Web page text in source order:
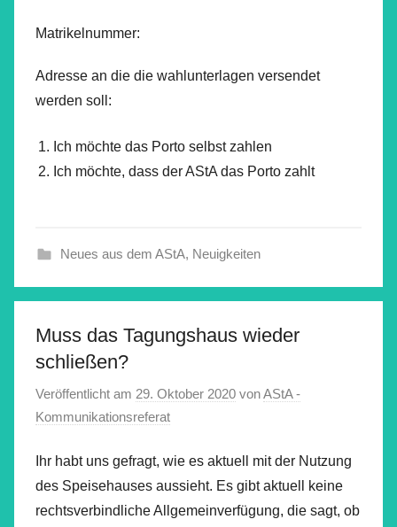
Matrikelnummer:
Adresse an die die wahlunterlagen versendet
werden soll:
Ich möchte das Porto selbst zahlen
Ich möchte, dass der AStA das Porto zahlt
Neues aus dem AStA, Neuigkeiten
Muss das Tagungshaus wieder
schließen?
Veröffentlicht am 29. Oktober 2020 vonAStA -
Kommunikationsreferat
Ihr habt uns gefragt, wie es aktuell mit der Nutzung
des Speisehauses aussieht. Es gibt aktuell keine
rechtsverbindliche Allgemeinverfügung, die sagt, ob